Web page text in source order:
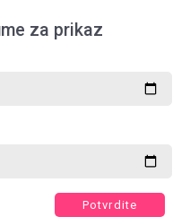
za prikaz
Potvrdite